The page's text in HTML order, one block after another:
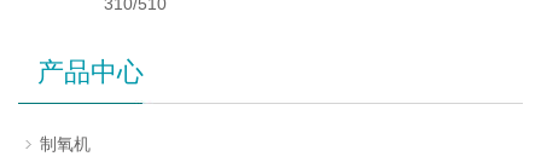
310/510
产品中心
制氧机